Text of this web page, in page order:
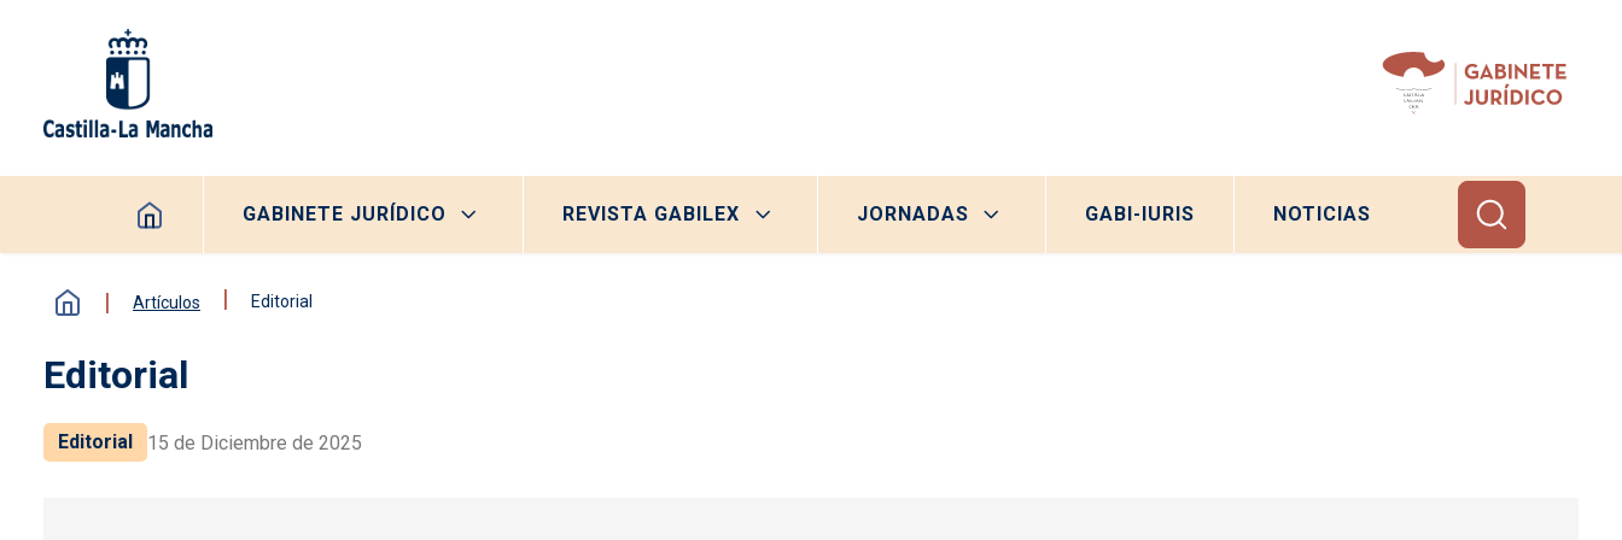
Navegación principal
GABINETE JURÍDICO REVISTA GABILEX JORNADAS GABI-IURIS NOTICIAS
Artículos Editorial
Editorial
Editorial 15 de Diciembre de 2025